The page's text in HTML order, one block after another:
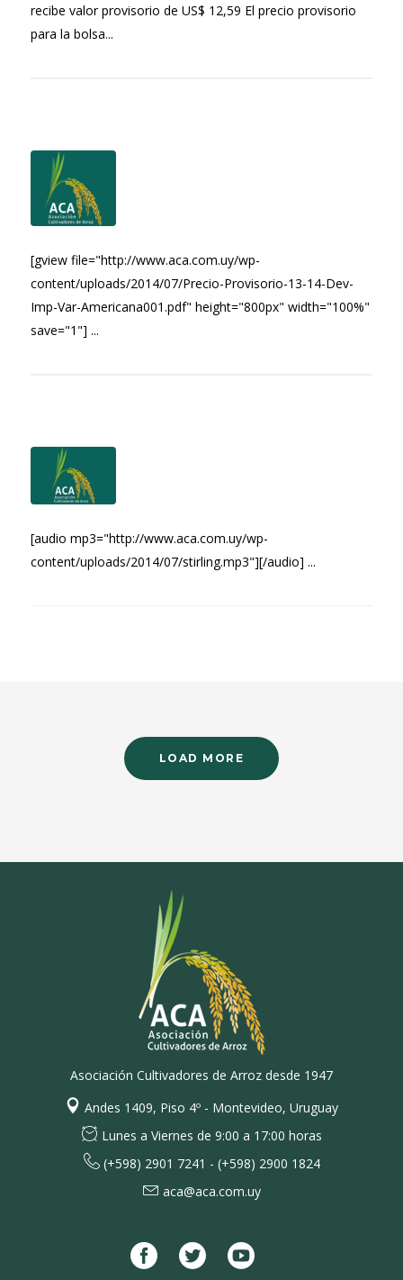
recibe valor provisorio de US$ 12,59 El precio provisorio
para la bolsa...
[gview file="http://www.aca.com.uy/wp-
content/uploads/2014/07/Precio-Provisorio-13-14-Dev-
Imp-Var-Americana001.pdf" height="800px" width="100%"
save="1"] ...
[audio mp3="http://www.aca.com.uy/wp-
content/uploads/2014/07/stirling.mp3"][/audio] ...
LOAD MORE
Asociación Cultivadores de Arroz desde 1947
Andes 1409, Piso 4º - Montevideo, Uruguay
Lunes a Viernes de 9:00 a 17:00 horas
(+598) 2901 7241 - (+598) 2900 1824
aca@aca.com.uy